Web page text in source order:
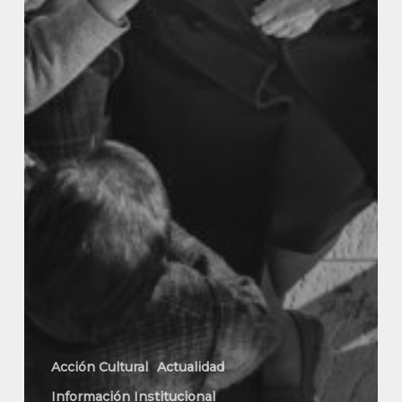
Acción Cultural Actualidad
Información Institucional